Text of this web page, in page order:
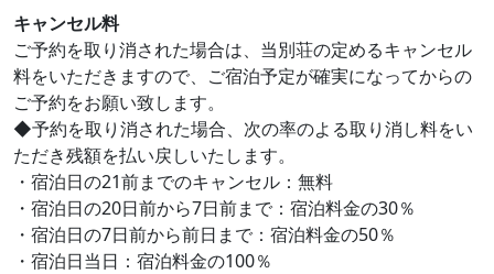
キャンセル料
ご予約を取り消された場合は、当別荘の定めるキャンセル
料をいただきますので、ご宿泊予定が確実になってからの
ご予約をお願い致します。
◆予約を取り消された場合、次の率のよる取り消し料をい
ただき残額を払い戻しいたします。
・宿泊日の21前までのキャンセル：無料
・宿泊日の20日前から7日前まで：宿泊料金の30％
・宿泊日の7日前から前日まで：宿泊料金の50％
・宿泊日当日：宿泊料金の100％